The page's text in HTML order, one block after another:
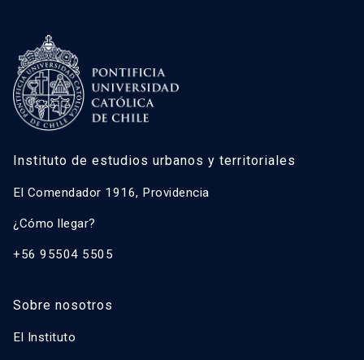
Instituto de estudios urbanos y territoriales
El Comendador 1916, Providencia
¿Cómo llegar?
+56 95504 5505
Sobre nosotros
El Instituto